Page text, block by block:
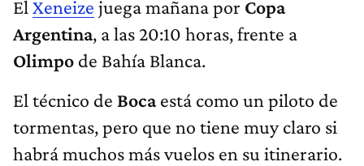
El Xeneize juega mañana por Copa
Argentina, a las 20:10 horas, frente a
Olimpo de Bahía Blanca.
El técnico de Bocaestá como un piloto de
tormentas, pero que no tiene muy claro si
habrá muchos más vuelos en su itinerario.